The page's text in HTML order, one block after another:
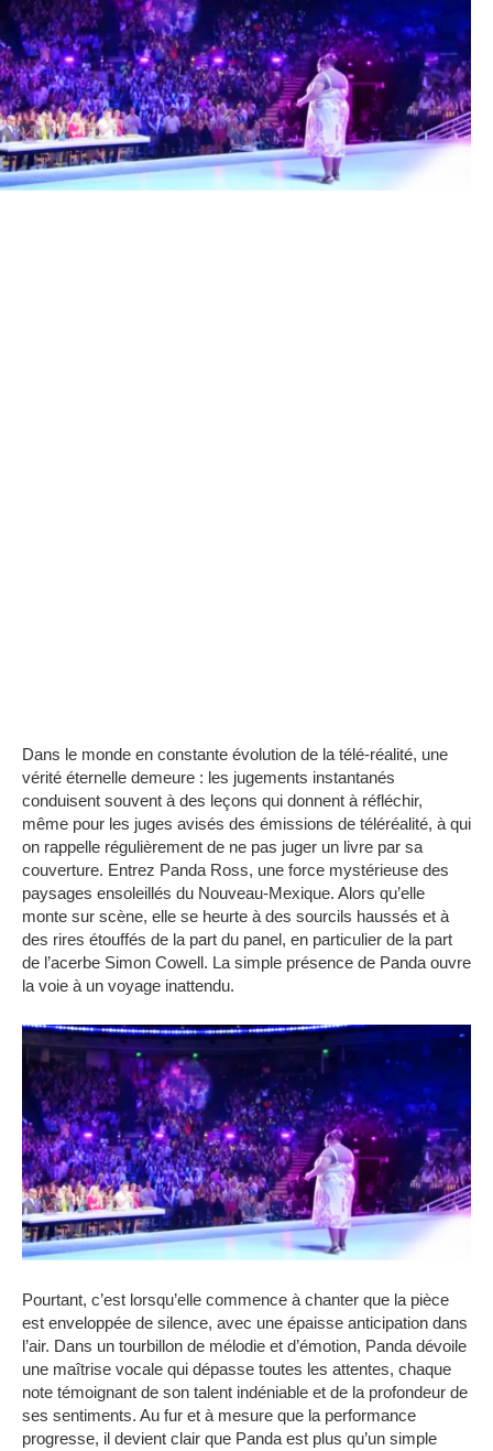
Dans le monde en constante évolution de la télé-réalité, une
vérité éternelle demeure : les jugements instantanés
conduisent souvent à des leçons qui donnent à réfléchir,
même pour les juges avisés des émissions de téléréalité, à qui
on rappelle régulièrement de ne pas juger un livre par sa
couverture. Entrez Panda Ross, une force mystérieuse des
paysages ensoleillés du Nouveau-Mexique. Alors qu’elle
monte sur scène, elle se heurte à des sourcils haussés et à
des rires étouffés de la part du panel, en particulier de la part
de l’acerbe Simon Cowell. La simple présence de Panda ouvre
la voie à un voyage inattendu.
Pourtant, c’est lorsqu’elle commence à chanter que la pièce
est enveloppée de silence, avec une épaisse anticipation dans
l’air. Dans un tourbillon de mélodie et d’émotion, Panda dévoile
une maîtrise vocale qui dépasse toutes les attentes, chaque
note témoignant de son talent indéniable et de la profondeur de
ses sentiments. Au fur et à mesure que la performance
progresse, il devient clair que Panda est plus qu’un simple